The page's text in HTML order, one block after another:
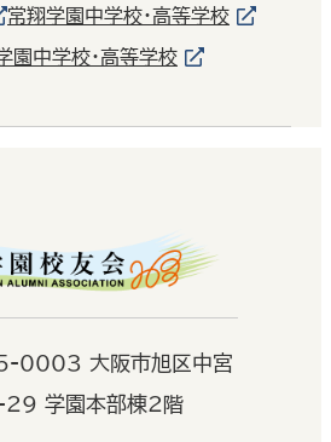
常翔学園中学校・高等学校
園中学校・高等学校
0003 大阪市旭区中宮
学園本部棟2階